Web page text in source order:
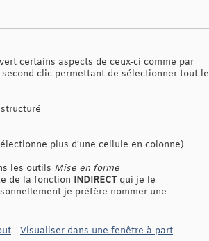
certains aspects de ceux-ci comme par
clic permettant de sélectionner tout le
plus d'une cellule en colonne)
les outils Mise en forme
de la fonction INDIRECT qui je le
je préfère nommer une
- Visualiser dans une fenêtre à part